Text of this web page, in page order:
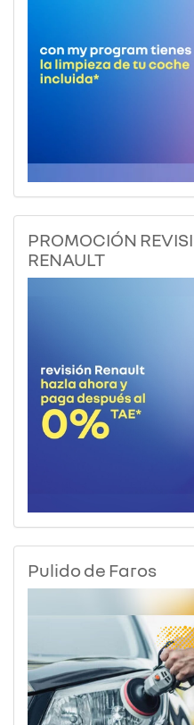
PROMOCIÓN
RENAULT
Pulido de Faros